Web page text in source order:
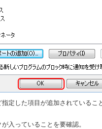
定した項目が追加されているこ
入っていることを要確認。